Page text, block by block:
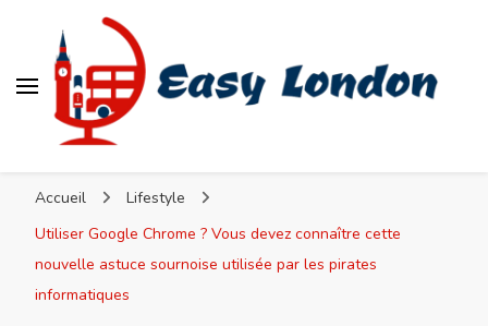
Accueil
Lifestyle
Utiliser Google Chrome ? Vous devez connaître cette
nouvelle astuce sournoise utilisée par les pirates
informatiques